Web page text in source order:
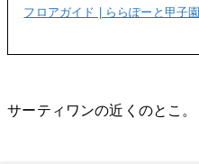
フロアガイド | ららぽーと甲子園
サーティワンの近くのとこ。